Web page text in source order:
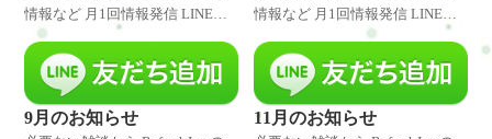
情報など 月1回情報発信 LINE登
録者様には発信したことをいち
早くお伝えしています。 是非、
LINE登録してくださいね♪ 特別
なキャンペーンやクーポ
情報など 月1回情報発信 LINE登
録者様には発信したことをいち
早くお伝えしています。 是非、
LINE登録してくださいね♪ 特別
なキャンペーンやクーポ
9月のお知らせ 11月のお知らせ